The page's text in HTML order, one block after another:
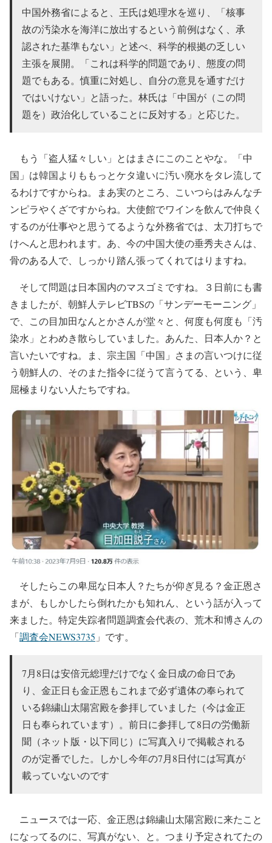
中国外務省によると、王氏は処理水を巡り、「核事
故の汚染水を海洋に放出するという前例はなく、承
認された基準もない」と述べ、科学的根拠の乏しい
主張を展開。「これは科学的問題であり、態度の問
題でもある。慎重に対処し、自分の意見を通すだけ
ではいけない」と語った。林氏は「中国が（この問
題を）政治化していることに反対する」と応じた。
もう「盗人猛々しい」とはまさにこのことやな。「中
国」は韓国よりももっとケタ違いに汚い廃水をタレ流して
るわけですからね。まあ実のところ、こいつらはみんなチ
ンピラやくざですからね。大使館でワインを飲んで仲良く
するのが仕事やと思うてるような外務省では、太刀打ちで
けへんと思われます。あ、今の中国大使の垂秀夫さんは、
骨のある人で、しっかり踏ん張ってくれてはりますね。
そして問題は日本国内のマスゴミですね。３日前にも書
きましたが、朝鮮人テレビTBSの「サンデーモーニング」
で、この目加田なんとかさんが堂々と、何度も何度も「汚
染水」とわめき散らしていました。あんた、日本人か？と
言いたいですね。ま、宗主国「中国」さまの言いつけに従
う朝鮮人の、そのまた指令に従うて言うてる、という、卑
屈極まりない人たちですね。
そしたらこの卑屈な日本人？たちが仰ぎ見る？金正恩さ
まが、もしかしたら倒れたかも知れん、という話が入って
来ました。特定失踪者問題調査会代表の、荒木和博さんの
「調査会NEWS3735 」です。
7月8日は安倍元総理だけでなく金日成の命日であ
り、金正日も金正恩もこれまで必ず遺体の奉られて
いる錦繍山太陽宮殿を参拝していました（今は金正
日も奉られています）。前日に参拝して8日の労働新
聞（ネット版・以下同じ）に写真入りで掲載される
のが定番でした。しかし今年の7月8日付には写真が
載っていないのです
ニュースでは一応、金正恩は錦繍山太陽宮殿に来たこと
になってるのに、写真がない、と。つまり予定されてたの